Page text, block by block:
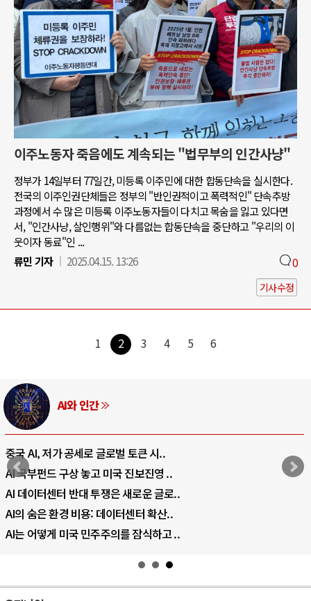
이주노동자 죽음에도 계속되는 "법무부의 인간사냥"
정부가 14일부터 77일간, 미등록 이주민에 대한 합동단속을 실시한다.
전국의 이주인권단체들은 정부의 "반인권적이고 폭력적인" 단속추방
과정에서 수 많은 미등록 이주노동자들이 다치고 목숨을 잃고 있다면
서, "인간사냥, 살인행위"와 다름없는 합동단속을 중단하고 "우리의 이
웃이자 동료"인 ...
류민 기자
2025.04.15. 13:26 0
기사수정
1 2 3 4 5 6
AI와 인간
중국 AI, 저가 공세로 글로벌 토큰 시..
AI 국부펀드 구상 놓고 미국 진보진영 ..
AI 데이터센터 반대 투쟁은 새로운 글로..
AI의 숨은 환경 비용: 데이터센터 확산..
AI는 어떻게 미국 민주주의를 잠식하고 ..